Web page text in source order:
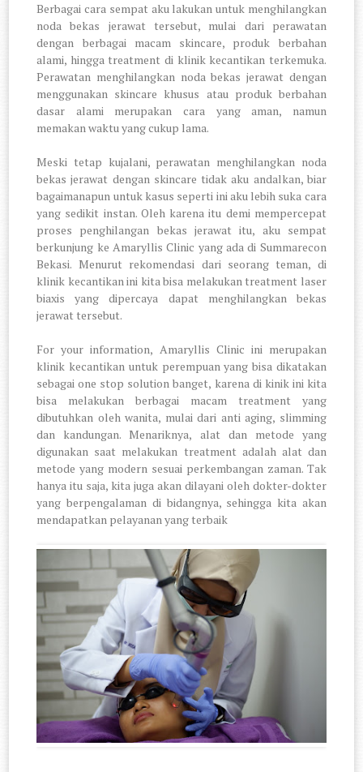
Berbagai cara sempat aku lakukan untuk menghilangkan
noda bekas jerawat tersebut, mulai dari perawatan
dengan berbagai macam skincare, produk berbahan
alami, hingga treatment di klinik kecantikan terkemuka.
Perawatan menghilangkan noda bekas jerawat dengan
menggunakan skincare khusus atau produk berbahan
dasar alami merupakan cara yang aman, namun
memakan waktu yang cukup lama.
Meski tetap kujalani, perawatan menghilangkan noda
bekas jerawat dengan skincare tidak aku andalkan, biar
bagaimanapun untuk kasus seperti ini aku lebih suka cara
yang sedikit instan. Oleh karena itu demi mempercepat
proses penghilangan bekas jerawat itu, aku sempat
berkunjung ke Amaryllis Clinic yang ada di Summarecon
Bekasi. Menurut rekomendasi dari seorang teman, di
klinik kecantikan ini kita bisa melakukan treatment laser
biaxis yang dipercaya dapat menghilangkan bekas
jerawat tersebut.
For your information, Amaryllis Clinic ini merupakan
klinik kecantikan untuk perempuan yang bisa dikatakan
sebagai one stop solution banget, karena di kinik ini kita
bisa melakukan berbagai macam treatment yang
dibutuhkan oleh wanita, mulai dari anti aging, slimming
dan kandungan. Menariknya, alat dan metode yang
digunakan saat melakukan treatment adalah alat dan
metode yang modern sesuai perkembangan zaman. Tak
hanya itu saja, kita juga akan dilayani oleh dokter-dokter
yang berpengalaman di bidangnya, sehingga kita akan
mendapatkan pelayanan yang terbaik